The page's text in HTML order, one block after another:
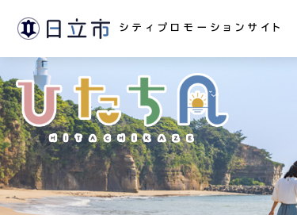
シティプロモーションサイト